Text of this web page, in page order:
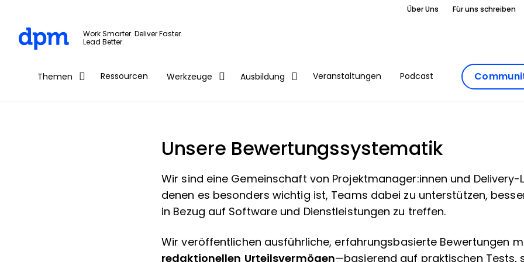
Skip to main content
Über Uns Für uns schreiben
Work Smarter. Deliver Faster.
Lead Better.
Themen Ressourcen Werkzeuge Ausbildung Veranstaltungen Podcast
Unsere Bewertungssystematik
Wir sind eine Gemeinschaft von Projektmanager:innen und Delivery-
denen es besonders wichtig ist, Teams dabei zu unterstützen,
in Bezug auf Software und Dienstleistungen zu treffen.
Wir veröffentlichen ausführliche, erfahrungsbasierte Bewertungen
redaktionellen Urteilsvermögen—basierend auf praktischen Tests,